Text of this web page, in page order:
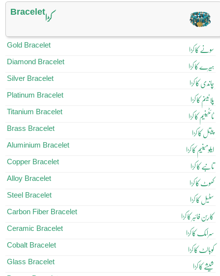
Braceletکڑا
Gold Bracelet سونے کا کڑا
Diamond Bracelet ہیرے کا کڑا
Silver Bracelet چاندی کا کڑا
Platinum Bracelet پلاٹینم کا کڑا
Titanium Bracelet ٹائٹینیم کا کڑا
Brass Bracelet پیتل کا کڑا
Aluminium Bracelet ایلومینیم کا کڑا
Copper Bracelet تانبے کا کڑا
Alloy Bracelet کھوٹ کا کڑا
Steel Bracelet سٹیل کا کڑا
Carbon Fiber Bracelet کاربن فائبر کا کڑا
Ceramic Bracelet سرامک کا کڑا
Cobalt Bracelet کوبالٹ کا کڑا
Glass Bracelet شیشے کا کڑا